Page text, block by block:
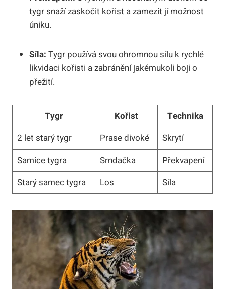
tygr snaží zaskočit kořist a zamezit jí možnost
úniku.
Síla: Tygr používá svou ohromnou sílu k rychlé
likvidaci kořisti a zabránění jakémukoli boji o
přežití.
Tygr Kořist
Technika
2 let starý tygr
Prase divoké
Skrytí
Samice tygra
Srndačka
Překvapení
Starý samec tygra
Los Síla